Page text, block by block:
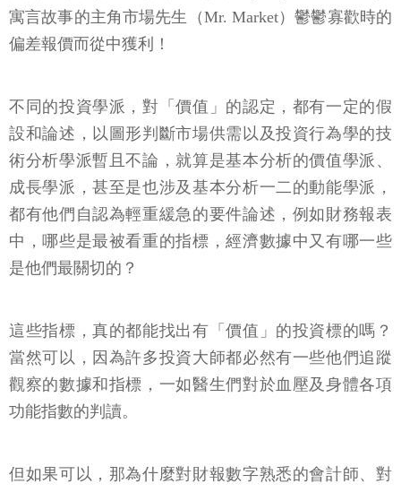
寓言故事的主角市場先生（Mr. Market）鬱鬱寡歡時的
偏差報價而從中獲利！
不同的投資學派，對「價值」的認定，都有一定的假
設和論述，以圖形判斷市場供需以及投資行為學的技
術分析學派暫且不論，就算是基本分析的價值學派、
成長學派，甚至是也涉及基本分析一二的動能學派，
都有他們自認為輕重緩急的要件論述，例如財務報表
中，哪些是最被看重的指標，經濟數據中又有哪一些
是他們最關切的？
這些指標，真的都能找出有「價值」的投資標的嗎？
當然可以，因為許多投資大師都必然有一些他們追蹤
觀察的數據和指標，一如醫生們對於血壓及身體各項
功能指數的判讀。
但如果可以，那為什麼對財報數字熟悉的會計師、對